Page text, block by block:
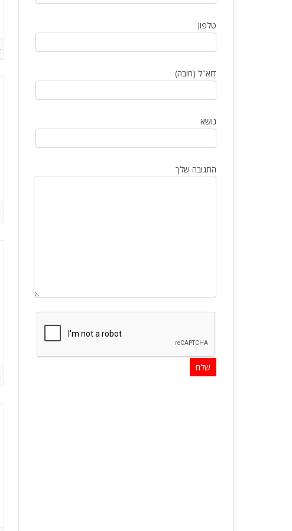
הטיפים שכל יבואן חייב להכיר
טלפון
דוא"ל (חובה)
נושא
התגובה שלך